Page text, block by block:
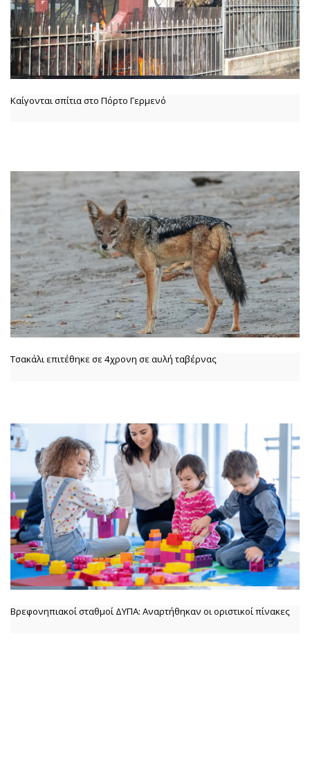
Καίγονται σπίτια στο Πόρτο Γερμενό
Τσακάλι επιτέθηκε σε 4χρονη σε αυλή ταβέρνας
Βρεφονηπιακοί σταθμοί ΔΥΠΑ: Αναρτήθηκαν οι οριστικοί πίνακες